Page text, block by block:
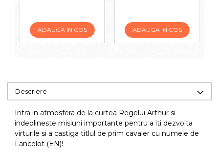
ADAUGA IN COS ADAUGA IN COS
Descriere
Intra in atmosfera de la curtea Regelui Arthur si
indeplineste misiuni importante pentru a iti dezvolta
virturile si a castiga titlul de prim cavaler cu numele de
Lancelot (EN)!